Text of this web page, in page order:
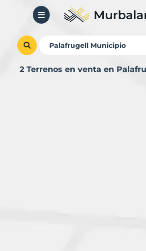
2 Terrenos en venta en